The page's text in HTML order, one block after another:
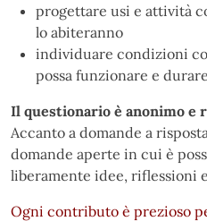
progettare usi e attività
lo abiteranno
individuare condizioni
possa funzionare e
Il questionario è anonimo e
Accanto a domande a
domande aperte in cui è
liberamente idee, riflessioni
Ogni contributo è prezioso